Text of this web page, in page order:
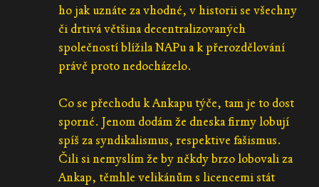
ho jak uznáte za vhodné, v historii se všechny
či drtivá většina decentralizovaných
společností blížila NAPu a k přerozdělování
právě proto nedocházelo.
Co se přechodu k Ankapu týče, tam je to dost
sporné. Jenom dodám že dneska firmy lobují
spíš za syndikalismus, respektive fašismus.
Čili si nemyslím že by někdy brzo lobovali za
Ankap, těmhle velikánům s licencemi stát